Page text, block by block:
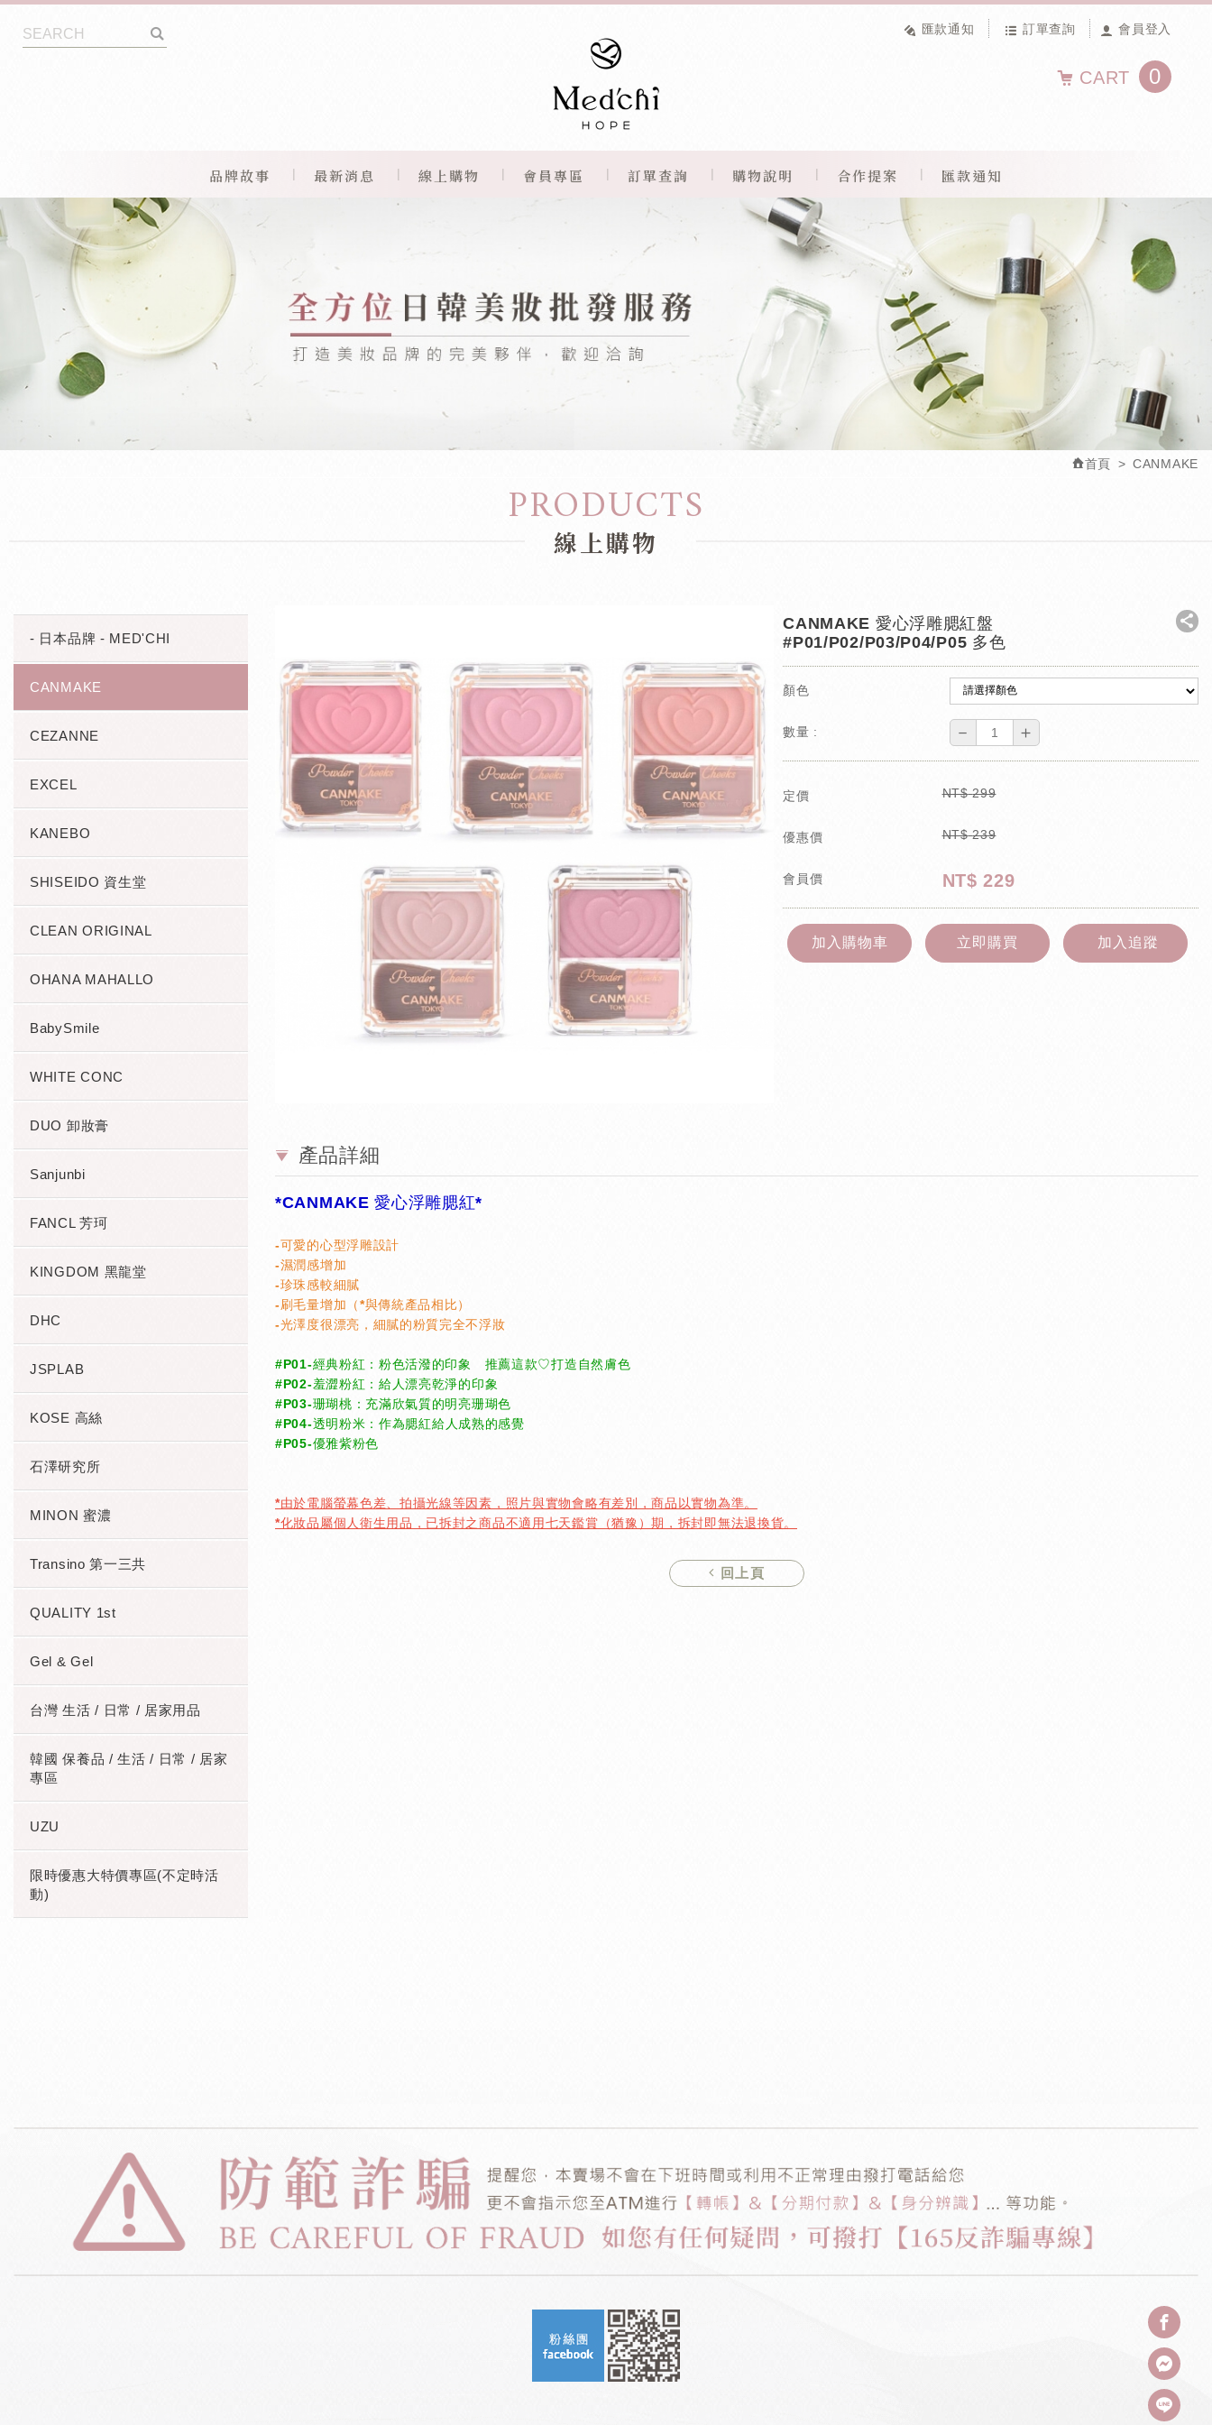
匯款通知 訂單查詢 會員登入
CART 0
品牌故事 最新消息 線上購物 會員專區 訂單查詢 購物說明 合作提案 匯款通知
首頁 CANMAKE
PRODUCTS
線上購物
- 日本品牌 - MED'CHI
CANMAKE
CEZANNE
EXCEL
KANEBO
SHISEIDO 資生堂
CLEAN ORIGINAL
OHANA MAHALLO
BabySmile
WHITE CONC
DUO 卸妝膏
Sanjunbi
FANCL 芳珂
KINGDOM 黑龍堂
DHC
JSPLAB
KOSE 高絲
石澤研究所
MINON 蜜濃
Transino 第一三共
QUALITY 1st
Gel & Gel
台灣 生活 / 日常 / 居家用品
韓國 保養品 / 生活 / 日常 / 居家
專區
UZU
限時優惠大特價專區(不定時活
動)
CANMAKE 愛心浮雕腮紅盤
#P01/P02/P03/P04/P05 多色
顏色
數量 : － ＋
定價 NT$ 299
優惠價 NT$ 239
會員價 NT$ 229
加入購物車 立即購買 加入追蹤
產品詳細
*CANMAKE 愛心浮雕腮紅*
-可愛的心型浮雕設計
-濕潤感增加
-珍珠感較細膩
-刷毛量增加（*與傳統產品相比）
-光澤度很漂亮，細膩的粉質完全不浮妝
#P01-經典粉紅：粉色活潑的印象 推薦這款♡打造自然膚色
#P02-羞澀粉紅：給人漂亮乾淨的印象
#P03-珊瑚桃：充滿欣氣質的明亮珊瑚色
#P04-透明粉米：作為腮紅給人成熟的感覺
#P05-優雅紫粉色
*由於電腦螢幕色差、拍攝光線等因素，照片與實物會略有差別，商品以實物為準。
*化妝品屬個人衛生用品，已拆封之商品不適用七天鑑賞（猶豫）期，拆封即無法退換貨。
回上頁